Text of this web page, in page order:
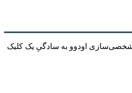
شخصی‌سازی اودوو به سادگیِ یک کلیک